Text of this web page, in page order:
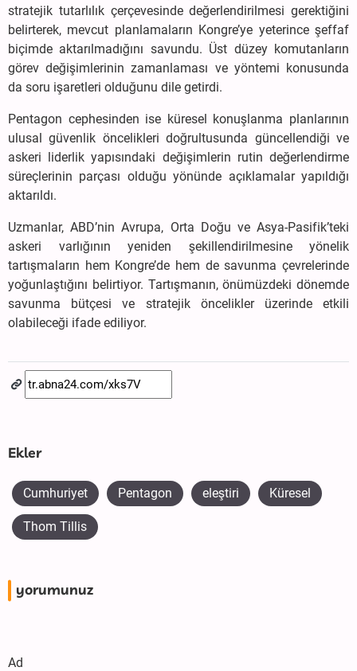
stratejik tutarlılık çerçevesinde değerlendirilmesi gerektiğini
belirterek, mevcut planlamaların Kongre’ye yeterince şeffaf
biçimde aktarılmadığını savundu. Üst düzey komutanların
görev değişimlerinin zamanlaması ve yöntemi konusunda
da soru işaretleri olduğunu dile getirdi.
Pentagon cephesinden ise küresel konuşlanma planlarının
ulusal güvenlik öncelikleri doğrultusunda güncellendiği ve
askeri liderlik yapısındaki değişimlerin rutin değerlendirme
süreçlerinin parçası olduğu yönünde açıklamalar yapıldığı
aktarıldı.
Uzmanlar, ABD’nin Avrupa, Orta Doğu ve Asya-Pasifik’teki
askeri varlığının yeniden şekillendirilmesine yönelik
tartışmaların hem Kongre’de hem de savunma çevrelerinde
yoğunlaştığını belirtiyor. Tartışmanın, önümüzdeki dönemde
savunma bütçesi ve stratejik öncelikler üzerinde etkili
olabileceği ifade ediliyor.
Ekler
Cumhuriyet Pentagon eleştiri Küresel
Thom Tillis
yorumunuz
Ad